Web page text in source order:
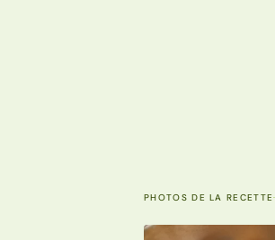
PHOTOS DE LA RECETTE